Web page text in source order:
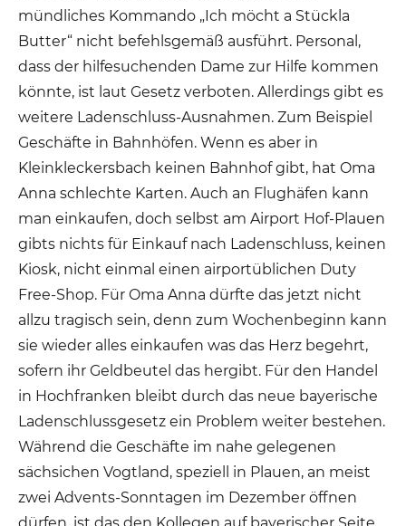
mündliches Kommando „Ich möcht a Stückla
Butter“ nicht befehlsgemäß ausführt. Personal,
dass der hilfesuchenden Dame zur Hilfe kommen
könnte, ist laut Gesetz verboten. Allerdings gibt es
weitere Ladenschluss-Ausnahmen. Zum Beispiel
Geschäfte in Bahnhöfen. Wenn es aber in
Kleinkleckersbach keinen Bahnhof gibt, hat Oma
Anna schlechte Karten. Auch an Flughäfen kann
man einkaufen, doch selbst am Airport Hof-Plauen
gibts nichts für Einkauf nach Ladenschluss, keinen
Kiosk, nicht einmal einen airportüblichen Duty
Free-Shop. Für Oma Anna dürfte das jetzt nicht
allzu tragisch sein, denn zum Wochenbeginn kann
sie wieder alles einkaufen was das Herz begehrt,
sofern ihr Geldbeutel das hergibt. Für den Handel
in Hochfranken bleibt durch das neue bayerische
Ladenschlussgesetz ein Problem weiter bestehen.
Während die Geschäfte im nahe gelegenen
sächsichen Vogtland, speziell in Plauen, an meist
zwei Advents-Sonntagen im Dezember öffnen